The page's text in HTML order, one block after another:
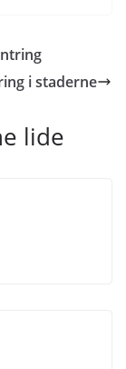
i staderne
lide